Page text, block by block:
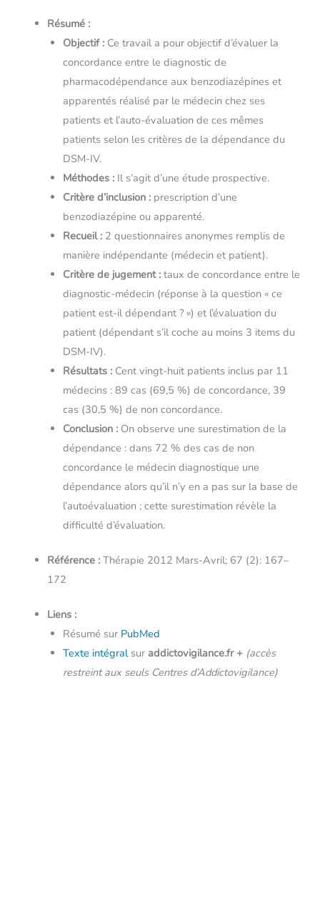
Résumé :
Objectif : Ce travail a pour objectif d’évaluer la
concordance entre le diagnostic de
pharmacodépendance aux benzodiazépines et
apparentés réalisé par le médecin chez ses
patients et l’auto-évaluation de ces mêmes
patients selon les critères de la dépendance du
DSM-IV.
Méthodes : Il s’agit d’une étude prospective.
Critère d’inclusion : prescription d’une
benzodiazépine ou apparenté.
Recueil : 2 questionnaires anonymes remplis de
manière indépendante (médecin et patient).
Critère de jugement : taux de concordance entre le
diagnostic-médecin (réponse à la question « ce
patient est-il dépendant ? ») et l’évaluation du
patient (dépendant s’il coche au moins 3 items du
DSM-IV).
Résultats : Cent vingt-huit patients inclus par 11
médecins : 89 cas (69,5 %) de concordance, 39
cas (30,5 %) de non concordance.
Conclusion : On observe une surestimation de la
dépendance : dans 72 % des cas de non
concordance le médecin diagnostique une
dépendance alors qu’il n’y en a pas sur la base de
l’autoévaluation ; cette surestimation révèle la
difficulté d’évaluation.
Référence : Thérapie 2012 Mars-Avril; 67 (2): 167–
172
Liens :
Résumé sur PubMed
Texte intégralsur addictovigilance.fr + (accès
restreint aux seuls Centres d’Addictovigilance)